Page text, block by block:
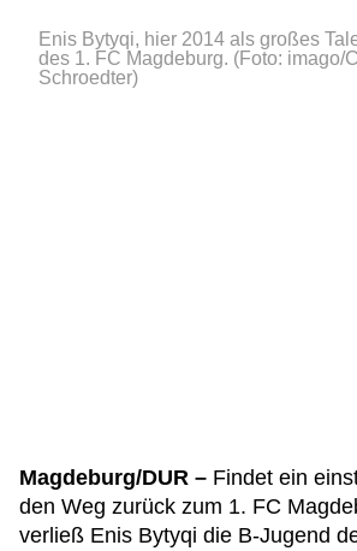
Enis Bytyqi, hier 2014 als großes
des 1. FC Magdeburg. (Foto: imago/
Schroedter)
Magdeburg/DUR – Findet ein
den Weg zurück zum 1. FC
verließ Enis Bytyqi die B-Jugend